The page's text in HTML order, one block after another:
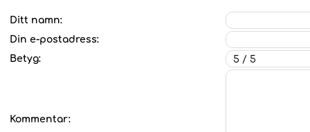
Ditt namn:
Din e-postadress:
Betyg:
Kommentar: